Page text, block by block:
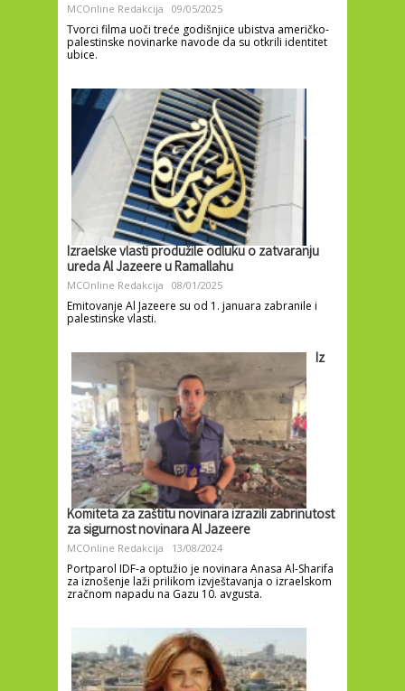
MCOnline Redakcija 09/05/2025
Tvorci filma uoči treće godišnjice ubistva američko-
palestinske novinarke navode da su otkrili identitet
ubice.
Izraelske vlasti produžile odluku o zatvaranju
ureda Al Jazeere u Ramallahu
MCOnline Redakcija 08/01/2025
Emitovanje Al Jazeere su od 1. januara zabranile i
palestinske vlasti.
Iz
Komiteta za zaštitu novinara izrazili zabrinutost
za sigurnost novinara Al Jazeere
MCOnline Redakcija 13/08/2024
Portparol IDF-a optužio je novinara Anasa Al-Sharifa
za iznošenje laži prilikom izvještavanja o izraelskom
zračnom napadu na Gazu 10. avgusta.